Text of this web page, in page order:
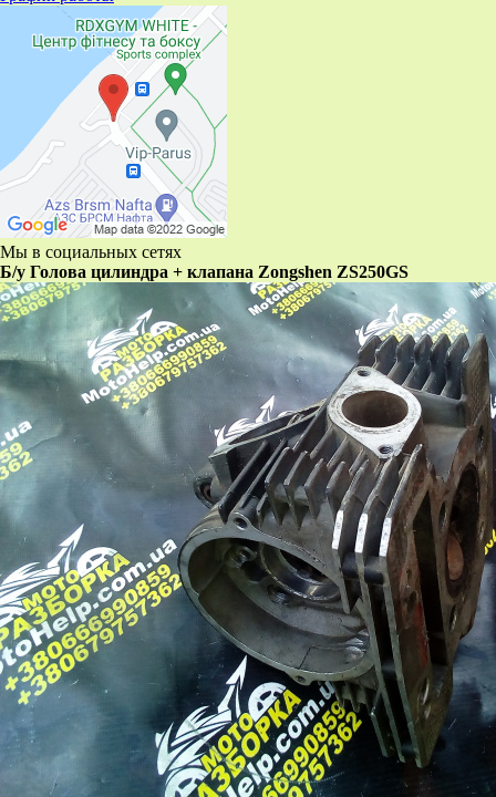
Мы в социальных сетях
Б/у Голова цилиндра + клапана Zongshen ZS250GS